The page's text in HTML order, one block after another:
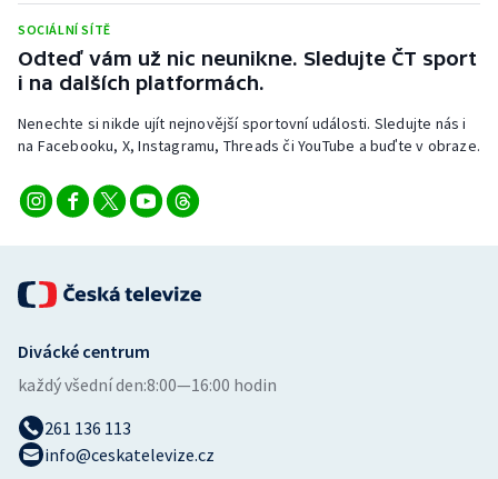
SOCIÁLNÍ SÍTĚ
Odteď vám už nic neunikne. Sledujte ČT sport
i na dalších platformách.
Nenechte si nikde ujít nejnovější sportovní události. Sledujte nás i
na Facebooku, X, Instagramu, Threads či YouTube a buďte v obraze.
Divácké centrum
každý všední den:8:00—16:00 hodin
261 136 113
info@ceskatelevize.cz